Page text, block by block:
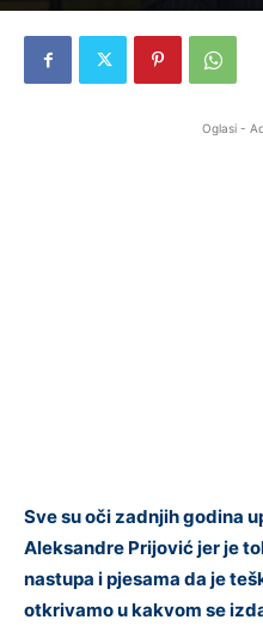
Oglasi -
Sve su oči zadnjih godina
Aleksandre Prijović jer je
nastupa i pjesama da je
otkrivamo u kakvom se